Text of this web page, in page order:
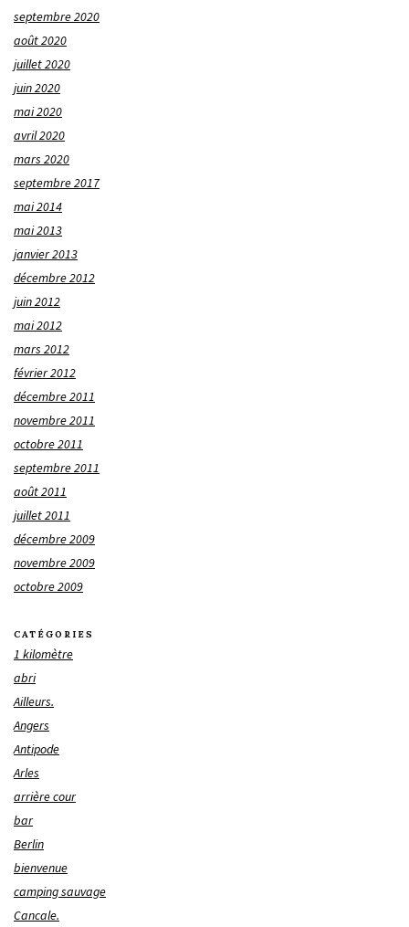
septembre 2020
août 2020
juillet 2020
juin 2020
mai 2020
avril 2020
mars 2020
septembre 2017
mai 2014
mai 2013
janvier 2013
décembre 2012
juin 2012
mai 2012
mars 2012
février 2012
décembre 2011
novembre 2011
octobre 2011
septembre 2011
août 2011
juillet 2011
décembre 2009
novembre 2009
octobre 2009
CATÉGORIES
1 kilomètre
abri
Ailleurs.
Angers
Antipode
Arles
arrière cour
bar
Berlin
bienvenue
camping sauvage
Cancale.